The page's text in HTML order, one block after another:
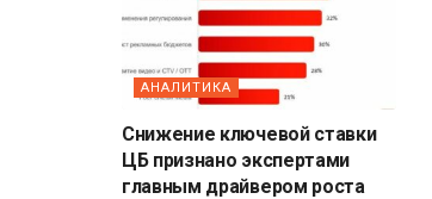
АНАЛИТИКА
Снижение ключевой ставки
ЦБ признано экспертами
главным драйвером роста